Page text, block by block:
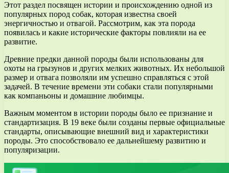
Этот раздел посвящен истории и происхождению одной из
популярных пород собак, которая известна своей
энергичностью и отвагой. Рассмотрим, как эта порода
появилась и какие исторические факторы повлияли на ее
развитие.
Древние предки данной породы были использованы для
охоты на грызунов и других мелких животных. Их небольшой
размер и отвага позволяли им успешно справляться с этой
задачей. В течение времени эти собаки стали популярными
как компаньоны и домашние любимцы.
Важным моментом в истории породы было ее признание и
стандартизация. В 19 веке были созданы первые официальные
стандарты, описывающие внешний вид и характеристики
породы. Это способствовало ее дальнейшему развитию и
популяризации.